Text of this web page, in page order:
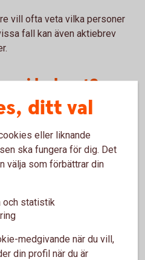
vill ofta veta vilka personer
fall kan även aktiebrev
i bolaget?
att utfärda fysiska
ägarförhållandena är
bolag där aktiebrev har
och den som innehar
till aktien. Därför är det
ditt val
eller liknande
ska fungera för dig. Det
välja som förbättrar din
och statistik
medgivande när du vill,
din profil när du är